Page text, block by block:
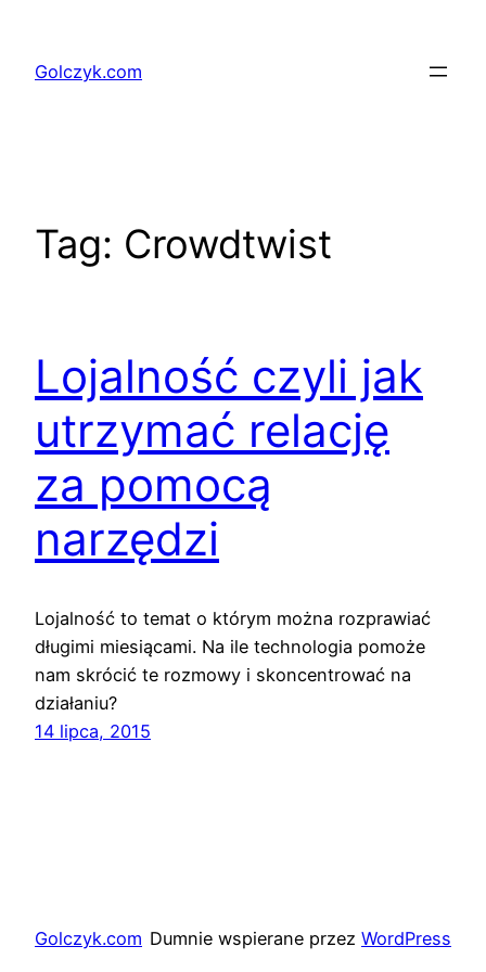
treściGolczyk.com
Tag: Crowdtwist
Lojalność czyli jak
utrzymać relację
za pomocą
narzędzi
Lojalność to temat o którym można rozprawiać
długimi miesiącami. Na ile technologia pomoże
nam skrócić te rozmowy i skoncentrować na
działaniu?
14 lipca, 2015
Golczyk.com Dumnie wspierane przez WordPress